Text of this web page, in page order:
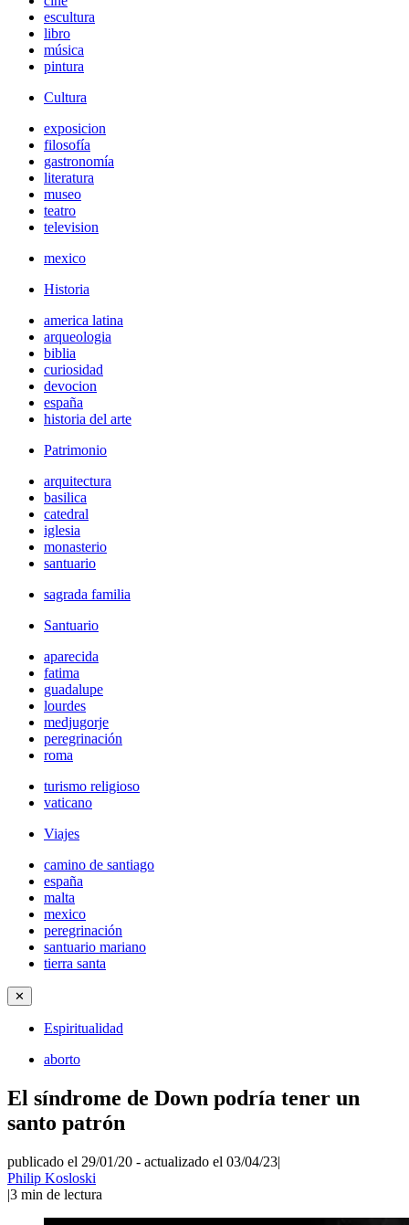
escultura
libro
música
pintura
Cultura
exposicion
filosofía
gastronomía
literatura
museo
teatro
television
mexico
Historia
america latina
arqueologia
biblia
curiosidad
devocion
españa
historia del arte
Patrimonio
arquitectura
basilica
catedral
iglesia
monasterio
santuario
sagrada familia
Santuario
aparecida
fatima
guadalupe
lourdes
medjugorje
peregrinación
roma
turismo religioso
vaticano
Viajes
camino de santiago
españa
malta
mexico
peregrinación
santuario mariano
tierra santa
✕
Espiritualidad
aborto
El síndrome de Down podría tener un
santo patrón
publicado el 29/01/20 - actualizado el 03/04/23|
Philip Kosloski
|3 min de lectura